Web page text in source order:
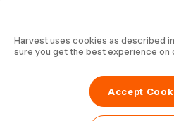
당신의 시간은 기
습니다 — 지금
Harvest로 시간을 추적하고, 고
결제를 받는 70,000개 이상의 기
Harvest uses cookies as described
sure you get the best experience on
Accept